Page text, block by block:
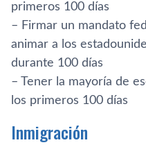
primeros 100 días
– Firmar un mandato
animar a los
durante 100 días
– Tener la mayoría de
los primeros 100 días
Inmigración